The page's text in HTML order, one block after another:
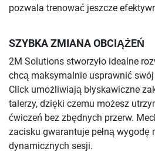
pozwala trenować jeszcze
SZYBKA ZMIANA OBCIĄŻEŃ
2M Solutions stworzyło idealne
chcą maksymalnie usprawnić
Click umożliwiają błyskawiczne
talerzy, dzięki czemu możesz
ćwiczeń bez zbędnych przerw.
zacisku gwarantuje pełną wygodę
dynamicznych sesji.